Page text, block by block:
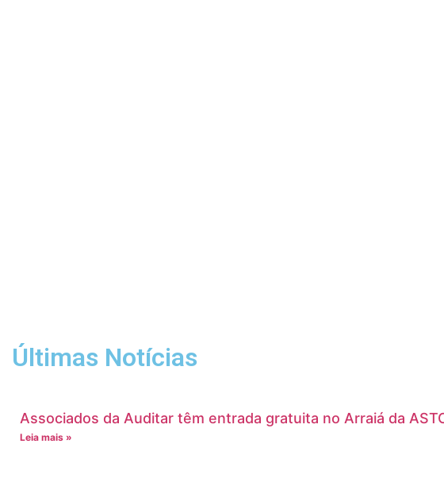
Últimas Notícias
Associados da Auditar têm entrada gratuita no Arraiá da
Leia mais »